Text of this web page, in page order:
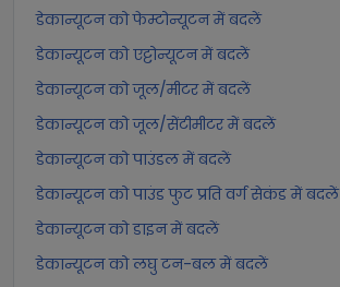
डेकान्यूटन को फेम्टोन्यूटन में बदलें
डेकान्यूटन को एट्टोन्यूटन में बदलें
डेकान्यूटन को जूल/मीटर में बदलें
डेकान्यूटन को जूल/सेंटीमीटर में बदलें
डेकान्यूटन को पाउंडल में बदलें
डेकान्यूटन को पाउंड फुट प्रति वर्ग सेकंड में बदलें
डेकान्यूटन को डाइन में बदलें
डेकान्यूटन को लघु टन-बल में बदलें